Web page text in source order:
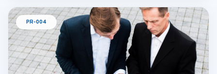
PR-004